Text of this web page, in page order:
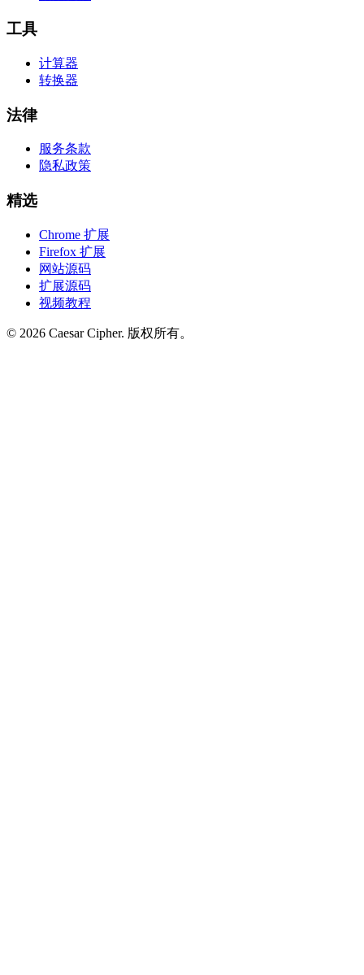
工具
计算器
转换器
法律
服务条款
隐私政策
精选
Chrome 扩展
Firefox 扩展
网站源码
扩展源码
视频教程
© 2026 Caesar Cipher. 版权所有。